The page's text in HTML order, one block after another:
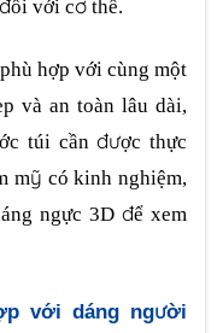
với cơ thể.
hợp với cùng một
và an toàn lâu dài,
túi cần được thực
mỹ có kinh nghiệm,
ngực 3D để xem
với dáng người